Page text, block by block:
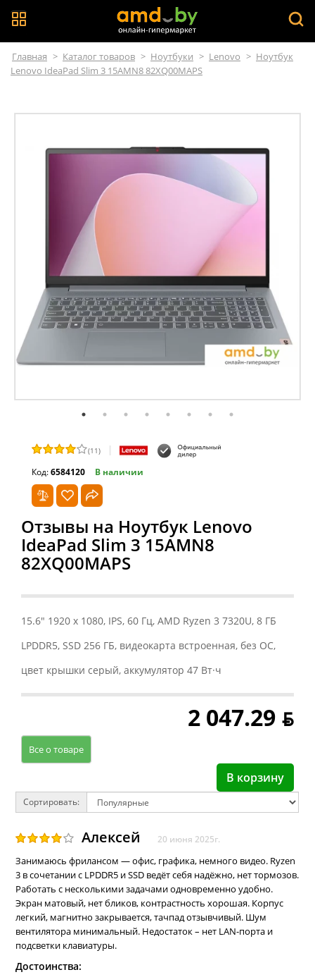
Главная > Каталог товаров > Ноутбуки > Lenovo > Ноутбук
Lenovo IdeaPad Slim 3 15AMN8 82XQ00MAPS
(11) |
Код:6584120 В наличии
Отзывы на Ноутбук Lenovo
IdeaPad Slim 3 15AMN8
82XQ00MAPS
15.6" 1920 x 1080, IPS, 60 Гц, AMD Ryzen 3 7320U, 8 ГБ
LPDDR5, SSD 256 ГБ, видеокарта встроенная, без ОС,
цвет крышки серый, аккумулятор 47 Вт·ч
2 047.29 ƃ
Все о товаре
В корзину
Сортировать:
Алексей 20 июня 2025г.
Занимаюсь фрилансом — офис, графика, немного видео. Ryzen
3 в сочетании с LPDDR5 и SSD ведёт себя надёжно, нет тормозов.
Работать с несколькими задачами одновременно удобно.
Экран матовый, нет бликов, контрастность хорошая. Корпус
легкий, магнитно закрывается, тачпад отзывчивый. Шум
вентилятора минимальный. Недостаток – нет LAN-порта и
подсветки клавиатуры.
Достоинства: